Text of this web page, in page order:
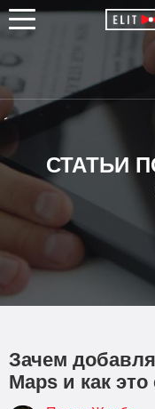
СТАТЬИ
Зачем
Maps и как